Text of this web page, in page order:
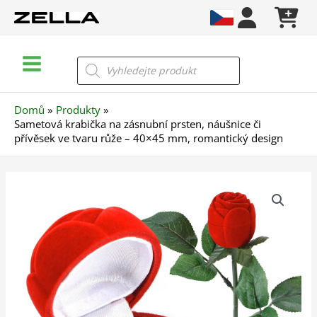
Menu
Products
search
Domů
Produkty
Sametová krabička na zásnubní prsten, náušnice či
přívěsek ve tvaru růže – 40×45 mm, romantický design
zásnubní
prsten,
náušnice
přívěsek